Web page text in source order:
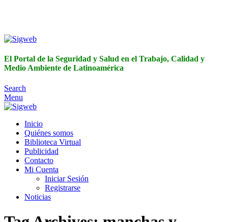
El Portal de la Seguridad y Salud en el Trabajo, Calidad y
Medio Ambiente de Latinoamérica
Search
Menu
Inicio
Quiénes somos
Biblioteca Virtual
Publicidad
Contacto
Mi Cuenta
Iniciar Sesión
Registrarse
Noticias